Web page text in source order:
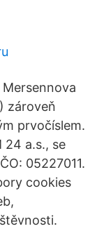
zároveň
prvočíslem.
24 a.s., se
05227011.
cookies